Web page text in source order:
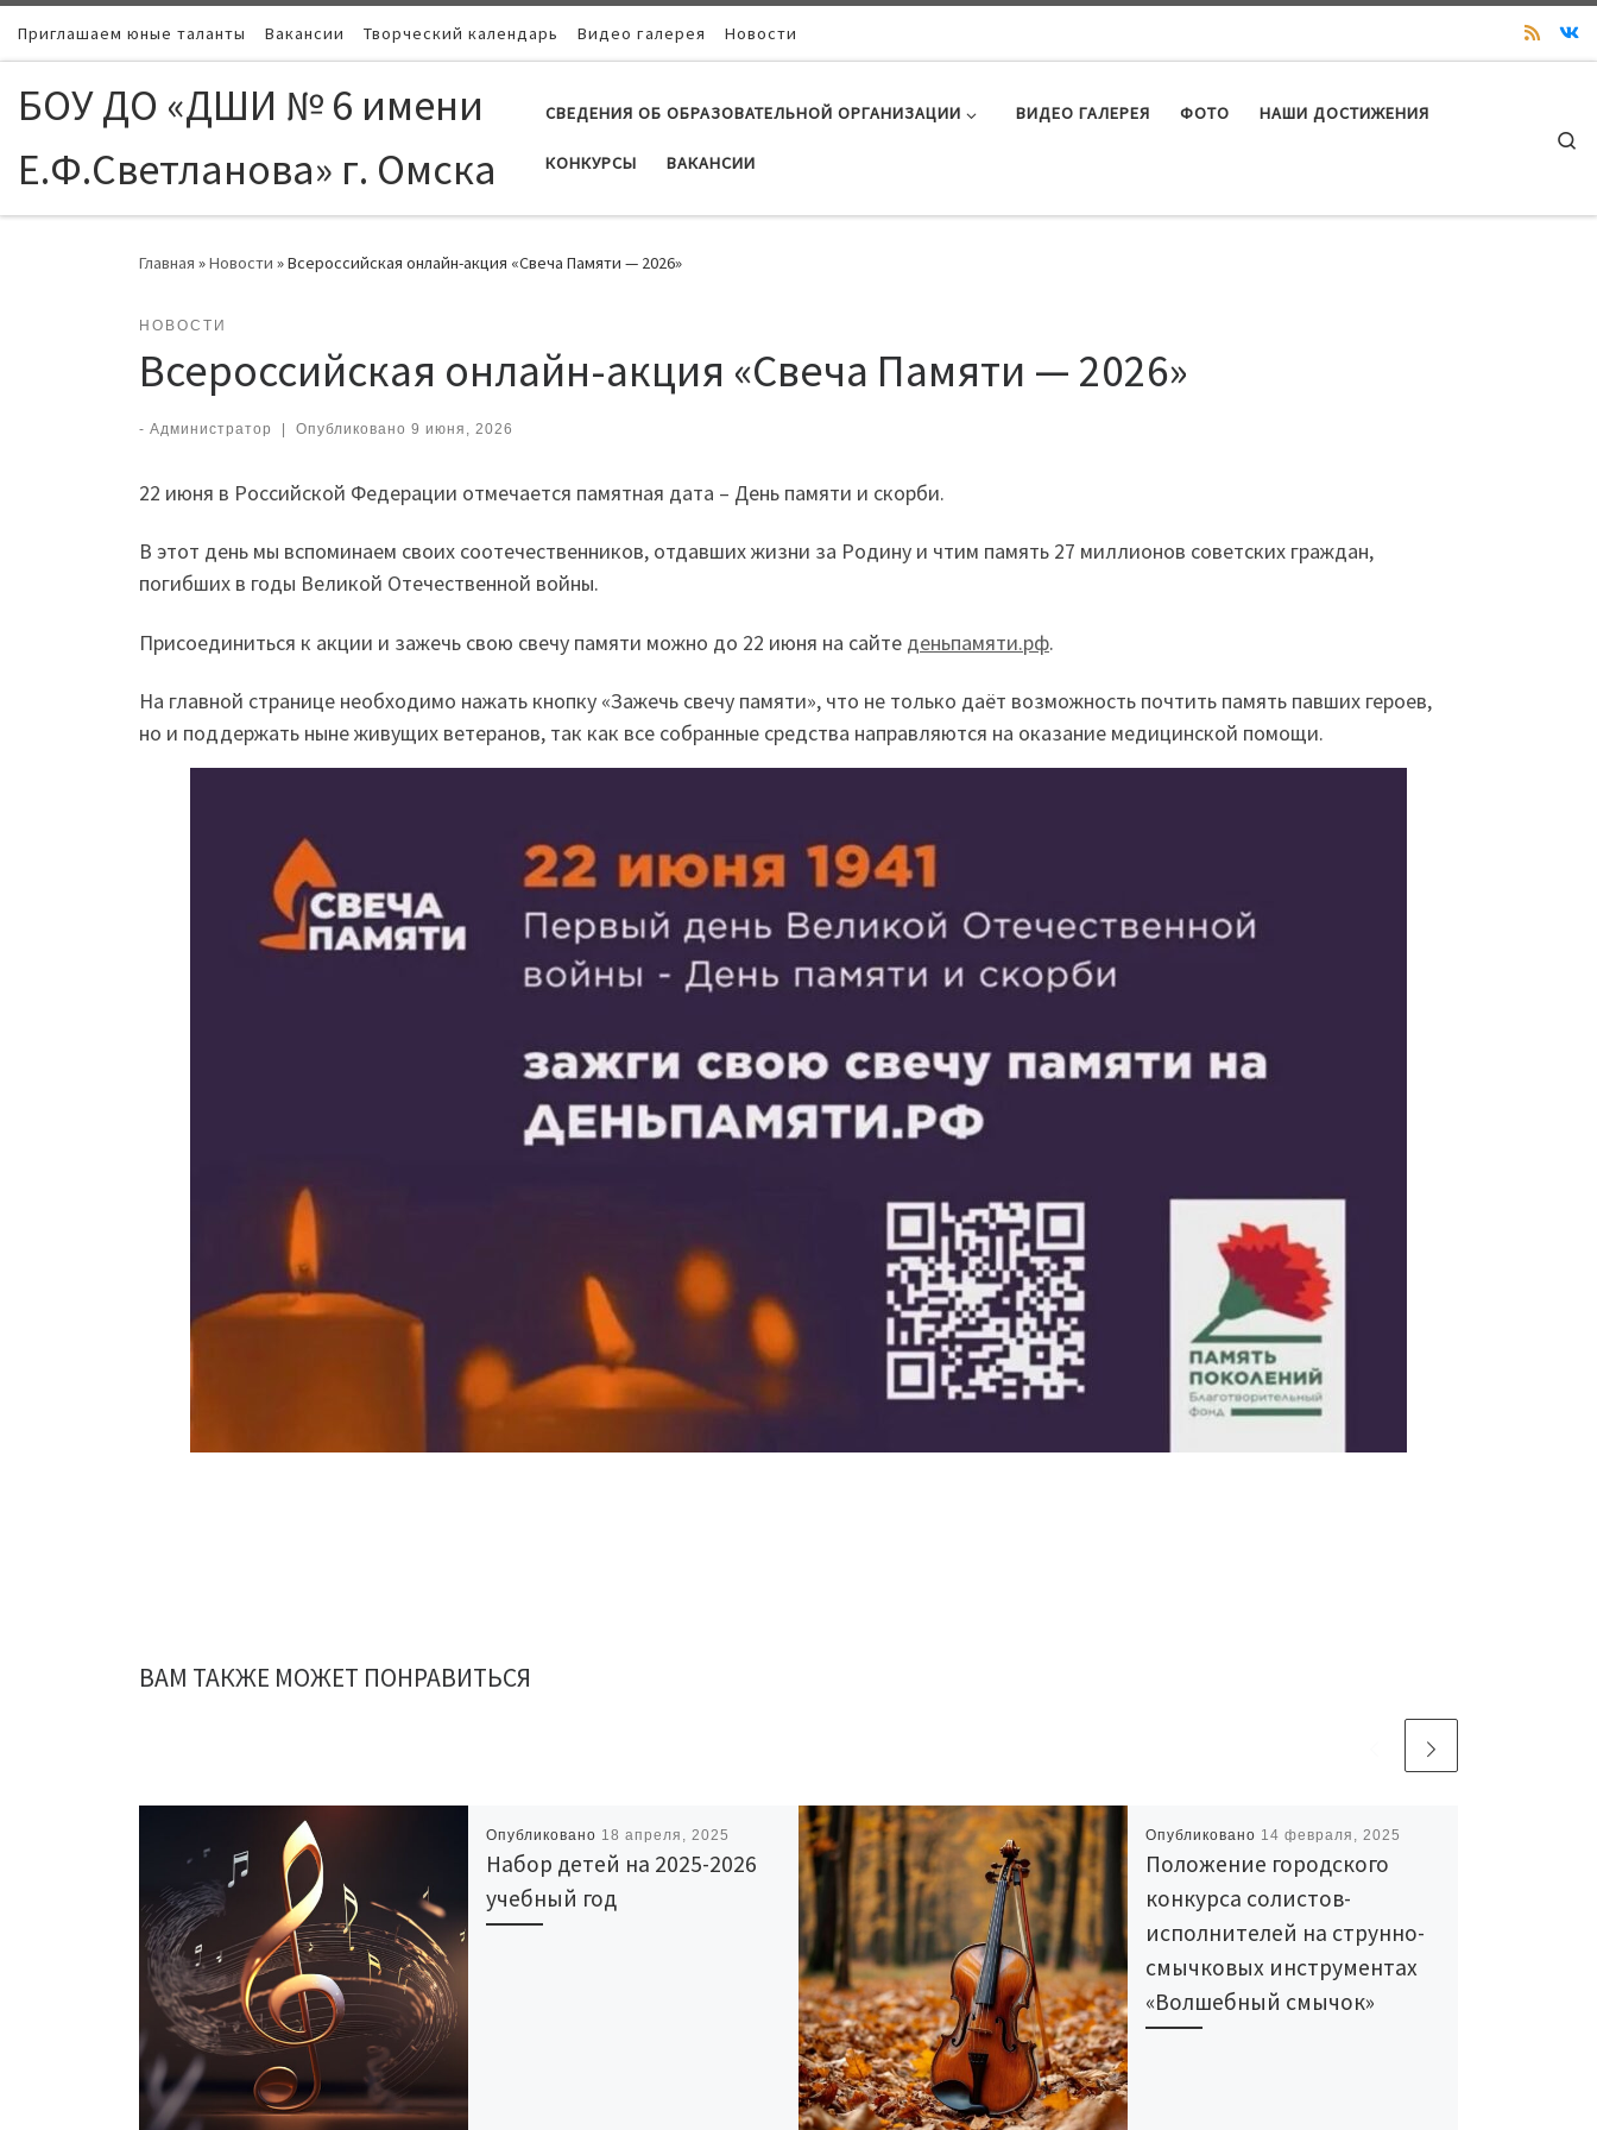
Skip to content
Приглашаем юные таланты Вакансии Творческий календарь Видео галерея Новости
БОУ ДО «ДШИ № 6 имени
Е.Ф.Светланова» г. Омска
СВЕДЕНИЯ ОБ ОБРАЗОВАТЕЛЬНОЙ ОРГАНИЗАЦИИ ВИДЕО ГАЛЕРЕЯ ФОТО НАШИ ДОСТИЖЕНИЯ
КОНКУРСЫ ВАКАНСИИ
Главная »Новости »Всероссийская онлайн-акция «Свеча Памяти — 2026»
НОВОСТИ
Всероссийская онлайн-акция «Свеча Памяти — 2026»
- Администратор | Опубликовано 9 июня, 2026
22 июня в Российской Федерации отмечается памятная дата – День памяти и скорби.
В этот день мы вспоминаем своих соотечественников, отдавших жизни за Родину и чтим память 27 миллионов советских граждан,
погибших в годы Великой Отечественной войны.
Присоединиться к акции и зажечь свою свечу памяти можно до 22 июня на сайте деньпамяти.рф.
На главной странице необходимо нажать кнопку «Зажечь свечу памяти», что не только даёт возможность почтить память павших героев,
но и поддержать ныне живущих ветеранов, так как все собранные средства направляются на оказание медицинской помощи.
ВАМ ТАКЖЕ МОЖЕТ ПОНРАВИТЬСЯ
Опубликовано 18 апреля, 2025
Набор детей на 2025-2026
учебный год
Опубликовано 14 февраля, 2025
Положение городского
конкурса солистов-
исполнителей на струнно-
смычковых инструментах
«Волшебный смычок»